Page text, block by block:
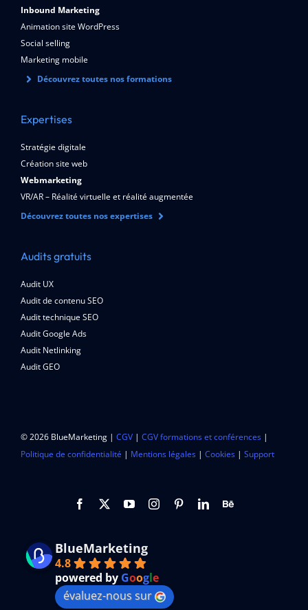
Inbound Marketing
Animation site WordPress
Social selling
Marketing mobile
Découvrez toutes nos formations
Expertises
Stratégie digitale
Création site web
Webmarketing
VR/AR – Réalité virtuelle et réalité augmentée
Découvrez toutes nos expertises
Audits gratuits
Audit UX
Audit de contenu SEO
Audit technique SEO
Audit Google Ads
Audit Netlinking
Audit GEO
© 2026 BlueMarketing | CGV| CGV formations et conférences|
Politique de confidentialité | Mentions légales| Cookies| Support
BlueMarketing
4.8
powered by Google
évaluez-nous sur